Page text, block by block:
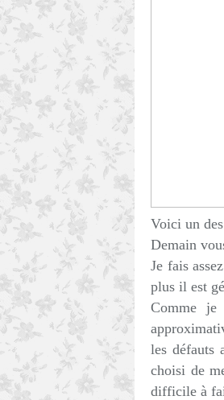
Voici un
Demain
Je fais
plus il est
Comme
les défauts
choisi de
difficile à